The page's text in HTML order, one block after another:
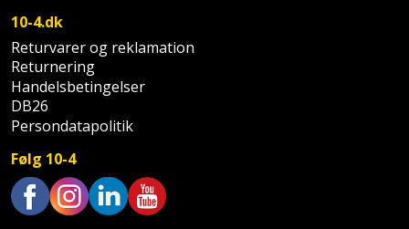
Tag
og
tagplader
Terrassebrædder
Terrasseopklodsning
Tråd
til
Profilsaks
Reb
og
Renseservietter
og
Kantlimer
Kantlimertilbehør
Kap-
og
geringssav
Hylder
Jagt
og
Jul
10-4.dk
Returvarer og reklamation
Returnering
Handelsbetingelser
DB26
Persondatapolitik
Følg 10-4